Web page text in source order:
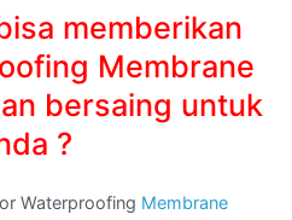
memberikan
Membrane
bersaing untuk
?
Waterproofing Membrane